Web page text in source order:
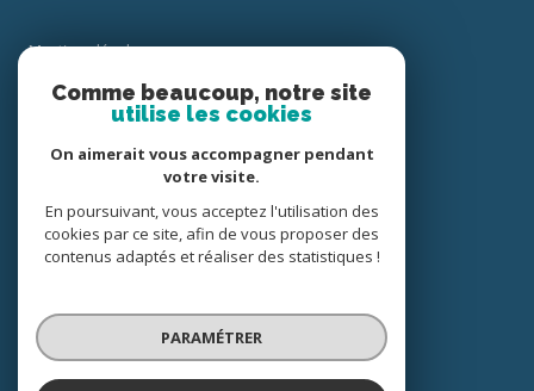
Mentions légales
Cookies
© 2026 | Tous droits réservés
Comme beaucoup, notre site
utilise les cookies
On aimerait vous accompagner pendant
votre visite.
En poursuivant, vous acceptez l'utilisation des
cookies par ce site, afin de vous proposer des
contenus adaptés et réaliser des statistiques !
PARAMÉTRER